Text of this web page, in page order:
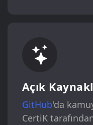
Açık
GitHub'da
CertiK